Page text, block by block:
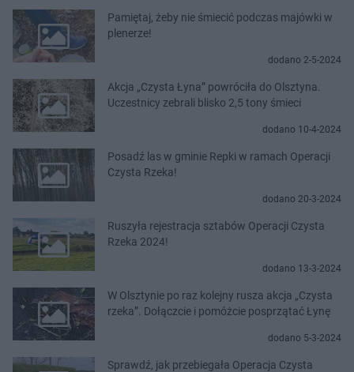
Pamiętaj, żeby nie śmiecić podczas majówki w
plenerze!
dodano 2-5-2024
Akcja „Czysta Łyna” powróciła do Olsztyna.
Uczestnicy zebrali blisko 2,5 tony śmieci
dodano 10-4-2024
Posadź las w gminie Repki w ramach Operacji
Czysta Rzeka!
dodano 20-3-2024
Ruszyła rejestracja sztabów Operacji Czysta
Rzeka 2024!
dodano 13-3-2024
W Olsztynie po raz kolejny rusza akcja „Czysta
rzeka”. Dołączcie i pomóżcie posprzątać Łynę
dodano 5-3-2024
Sprawdź, jak przebiegała Operacja Czysta